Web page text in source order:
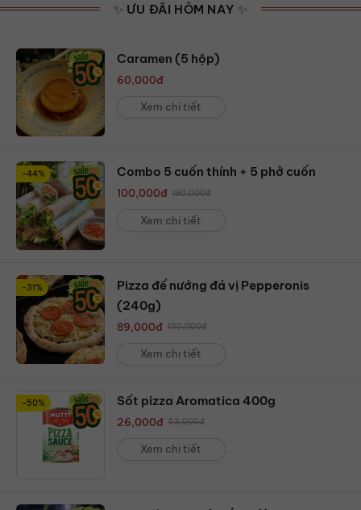
✨ ƯU ĐÃI HÔM NAY ✨
Caramen (5 hộp)
60,000đ
Xem chi tiết
-44% Combo 5 cuốn thính + 5 phở cuốn
100,000đ 180,000đ
Xem chi tiết
-31%
Pizza đế nướng đá vị Pepperonis
(240g)
89,000đ 130,000đ
Xem chi tiết
-50% Sốt pizza Aromatica 400g
26,000đ 53,000đ
Xem chi tiết